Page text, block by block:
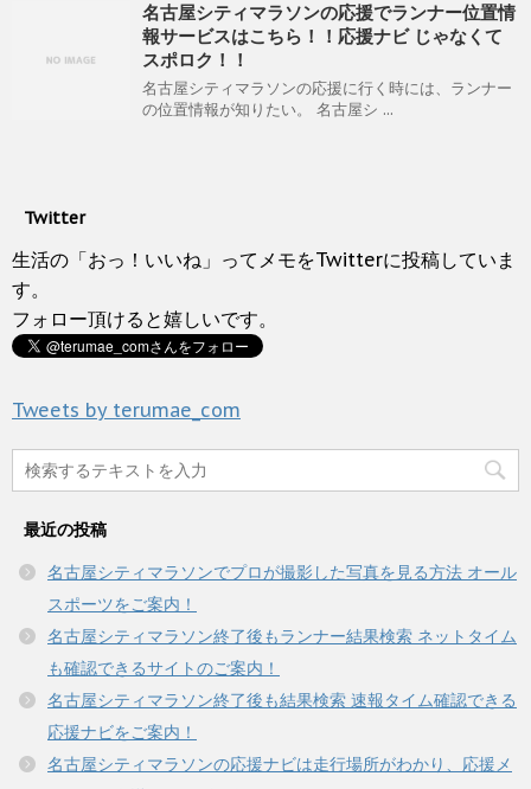
名古屋シティマラソンの応援でランナー位置情
報サービスはこちら！！応援ナビ じゃなくて
スポロク！！
名古屋シティマラソンの応援に行く時には、ランナー
の位置情報が知りたい。 名古屋シ ...
Twitter
生活の「おっ！いいね」ってメモをTwitterに投稿していま
す。
フォロー頂けると嬉しいです。
Tweets by terumae_com
最近の投稿
名古屋シティマラソンでプロが撮影した写真を見る方法 オール
スポーツをご案内！
名古屋シティマラソン終了後もランナー結果検索 ネットタイム
も確認できるサイトのご案内！
名古屋シティマラソン終了後も結果検索 速報タイム確認できる
応援ナビをご案内！
名古屋シティマラソンの応援ナビは走行場所がわかり、応援メ